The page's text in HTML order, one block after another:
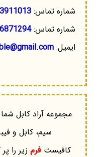
شماره تماس:
شماره تماس:
ایمیل:
مجموعه آراد کابل
سیم، کابل و
کافیستفرم زیر را